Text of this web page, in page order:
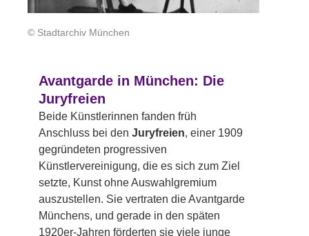
© Stadtarchiv München
Avantgarde in München: Die
Juryfreien
Beide Künstlerinnen fanden früh
Anschluss bei den Juryfreien, einer 1909
gegründeten progressiven
Künstlervereinigung, die es sich zum Ziel
setzte, Kunst ohne Auswahlgremium
auszustellen. Sie vertraten die Avantgarde
Münchens, und gerade in den späten
1920er-Jahren förderten sie viele junge